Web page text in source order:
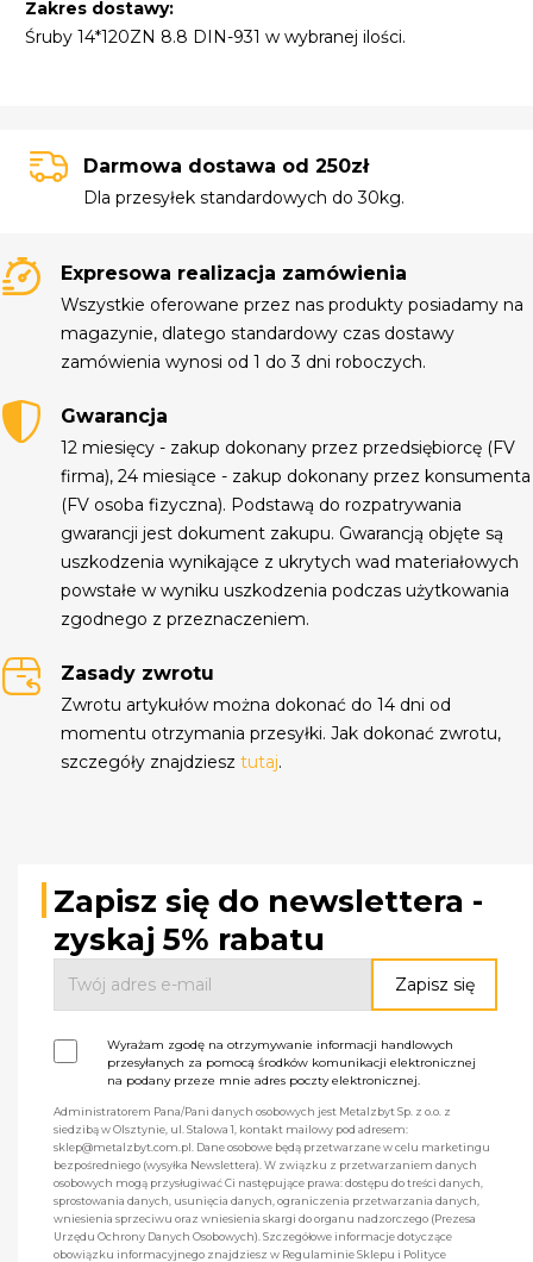
Zakres dostawy:
Śruby 14*120ZN 8.8 DIN-931 w wybranej ilości.
Darmowa dostawa od 250zł
Dla przesyłek standardowych do 30kg.
Expresowa realizacja zamówienia
Wszystkie oferowane przez nas produkty posiadamy na
magazynie, dlatego standardowy czas dostawy
zamówienia wynosi od 1 do 3 dni roboczych.
Gwarancja
12 miesięcy - zakup dokonany przez przedsiębiorcę (FV
firma), 24 miesiące - zakup dokonany przez konsumenta
(FV osoba fizyczna). Podstawą do rozpatrywania
gwarancji jest dokument zakupu. Gwarancją objęte są
uszkodzenia wynikające z ukrytych wad materiałowych
powstałe w wyniku uszkodzenia podczas użytkowania
zgodnego z przeznaczeniem.
Zasady zwrotu
Zwrotu artykułów można dokonać do 14 dni od
momentu otrzymania przesyłki. Jak dokonać zwrotu,
szczegóły znajdziesztutaj.
Zapisz się do newslettera -
zyskaj 5% rabatu
Wyrażam zgodę na otrzymywanie informacji handlowych
przesyłanych za pomocą środków komunikacji elektronicznej
na podany przeze mnie adres poczty elektronicznej.
Administratorem Pana/Pani danych osobowych jest Metalzbyt Sp. z o.o. z
siedzibą w Olsztynie, ul. Stalowa 1, kontakt mailowy pod adresem:
sklep@metalzbyt.com.pl. Dane osobowe będą przetwarzane w celu marketingu
bezpośredniego (wysyłka Newslettera). W związku z przetwarzaniem danych
osobowych mogą przysługiwać Ci następujące prawa: dostępu do treści danych,
sprostowania danych, usunięcia danych, ograniczenia przetwarzania danych,
wniesienia sprzeciwu oraz wniesienia skargi do organu nadzorczego (Prezesa
Urzędu Ochrony Danych Osobowych). Szczegółowe informacje dotyczące
obowiązku informacyjnego znajdziesz w Regulaminie Sklepu i Polityce